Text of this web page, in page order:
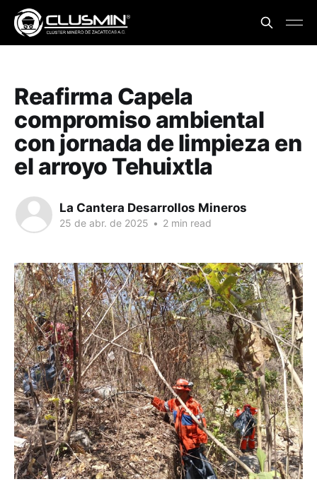
Reafirma Capela
compromiso ambiental
con jornada de limpieza en
el arroyo Tehuixtla
La Cantera Desarrollos Mineros
25 de abr. de 2025 • 2 min read